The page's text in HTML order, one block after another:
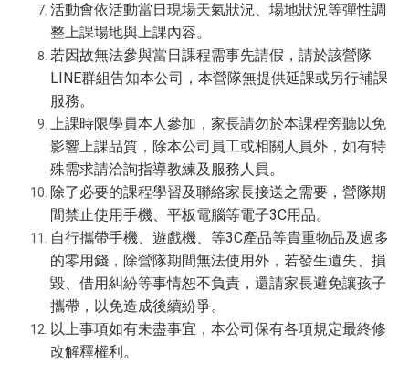
活動會依活動當日現場天氣狀況、場地狀況等彈性調
整上課場地與上課內容。
若因故無法參與當日課程需事先請假，請於該營隊
LINE群組告知本公司，本營隊無提供延課或另行補課
服務。
上課時限學員本人參加，家長請勿於本課程旁聽以免
影響上課品質，除本公司員工或相關人員外，如有特
殊需求請洽詢指導教練及服務人員。
除了必要的課程學習及聯絡家長接送之需要，營隊期
間禁止使用手機、平板電腦等電子3C用品。
自行攜帶手機、遊戲機、等3C產品等貴重物品及過多
的零用錢，除營隊期間無法使用外，若發生遺失、損
毀、借用糾紛等事情恕不負責，還請家長避免讓孩子
攜帶，以免造成後續紛爭。
以上事項如有未盡事宜，本公司保有各項規定最終修
改解釋權利。